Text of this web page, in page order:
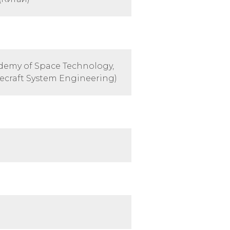
of Space Technology,
System Engineering)